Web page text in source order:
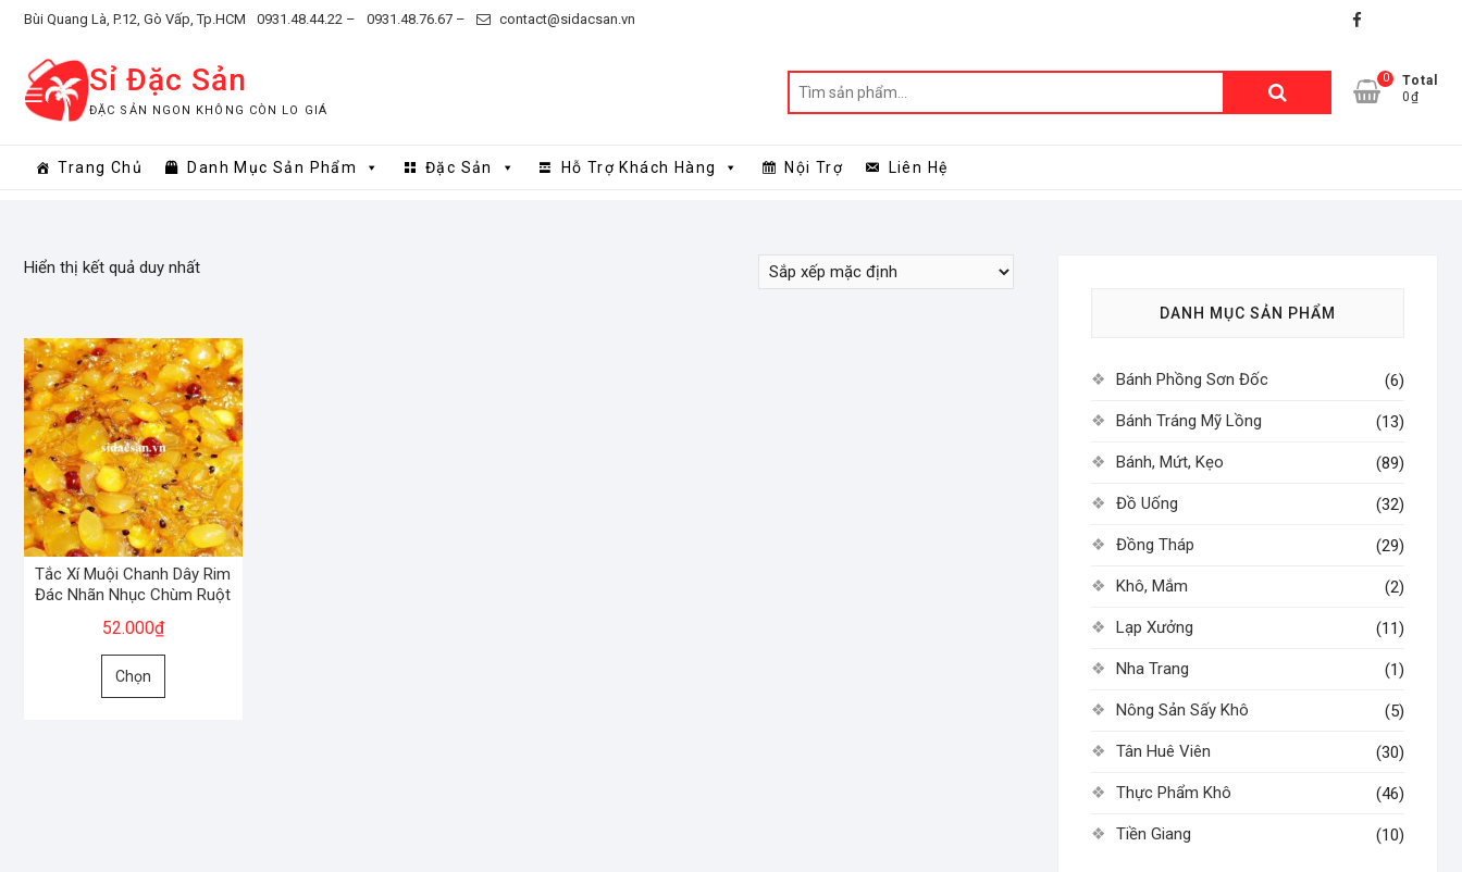
Skip
content
Bùi Quang Là, P.12, Gò Vấp, Tp.HCM 0931.48.44.22 – 0931.48.76.67 – contact@sidacsan.vn facebook
Sỉ Đặc Sản
ĐẶC SẢN NGON KHÔNG CÒN LO GIÁ
0
Total
0₫
Trang Chủ Danh Mục Sản Phẩm Đặc Sản Hỗ Trợ Khách Hàng Nội Trợ Liên Hệ
Hiển thị kết quả duy nhất
Tắc Xí Muội Chanh Dây Rim
Đác Nhãn Nhục Chùm Ruột
52.000₫
Chọn
Sản
DANH MỤC SẢN PHẨM
Bánh Phồng Sơn Đốc (6)
Bánh Tráng Mỹ Lồng (13)
Bánh, Mứt, Kẹo (89)
Đồ Uống (32)
Đồng Tháp (29)
Khô, Mắm (2)
Lạp Xưởng (11)
Nha Trang (1)
Nông Sản Sấy Khô (5)
Tân Huê Viên (30)
Thực Phẩm Khô (46)
Tiền Giang (10)